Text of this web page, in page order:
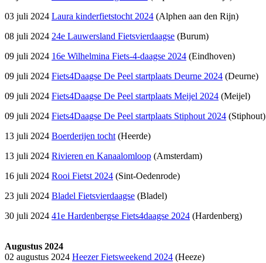
03 juli 2024 Laura kinderfietstocht 2024 (Alphen aan den Rijn)
08 juli 2024 24e Lauwersland Fietsvierdaagse (Burum)
09 juli 2024 16e Wilhelmina Fiets-4-daagse 2024 (Eindhoven)
09 juli 2024 Fiets4Daagse De Peel startplaats Deurne 2024 (Deurne)
09 juli 2024 Fiets4Daagse De Peel startplaats Meijel 2024 (Meijel)
09 juli 2024 Fiets4Daagse De Peel startplaats Stiphout 2024 (Stiphout)
13 juli 2024 Boerderijen tocht (Heerde)
13 juli 2024 Rivieren en Kanaalomloop (Amsterdam)
16 juli 2024 Rooi Fietst 2024 (Sint-Oedenrode)
23 juli 2024 Bladel Fietsvierdaagse (Bladel)
30 juli 2024 41e Hardenbergse Fiets4daagse 2024 (Hardenberg)
Augustus 2024
02 augustus 2024 Heezer Fietsweekend 2024 (Heeze)